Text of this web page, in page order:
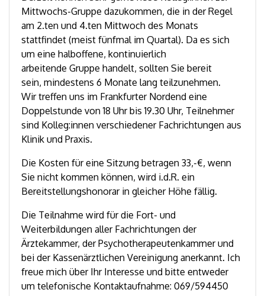
Mittwochs-Gruppe dazukommen, die in der Regel
am 2.ten und 4.ten Mittwoch des Monats
stattfindet (meist fünfmal im Quartal). Da es sich
um eine halboffene, kontinuierlich
arbeitende Gruppe handelt, sollten Sie bereit
sein, mindestens 6 Monate lang teilzunehmen.
Wir treffen uns im Frankfurter Nordend eine
Doppelstunde von 18 Uhr bis 19.30 Uhr, Teilnehmer
sind Kolleg:innen verschiedener Fachrichtungen aus
Klinik und Praxis.
Die Kosten für eine Sitzung betragen 33,-€, wenn
Sie nicht kommen können, wird i.d.R. ein
Bereitstellungshonorar in gleicher Höhe fällig.
Die Teilnahme wird für die Fort- und
Weiterbildungen aller Fachrichtungen der
Ärztekammer, der Psychotherapeutenkammer und
bei der Kassenärztlichen Vereinigung anerkannt. Ich
freue mich über Ihr Interesse und bitte entweder
um telefonische Kontaktaufnahme: 069/594450